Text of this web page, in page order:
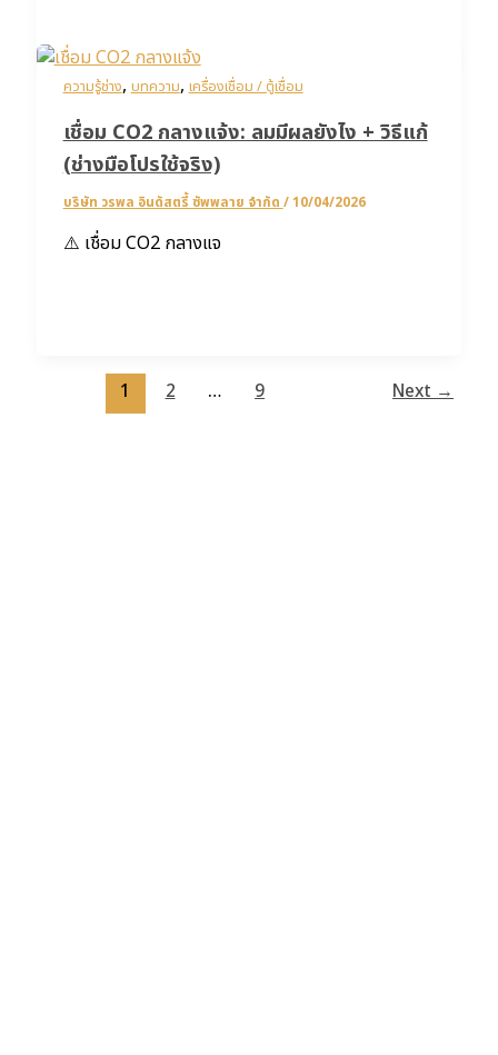
ความรู้ช่าง,บทความ,เครื่องเชื่อม / ตู้เชื่อม
เชื่อม CO2 กลางแจ้ง: ลมมีผลยังไง + วิธีแก้
(ช่างมือโปรใช้จริง)
บริษัท วรพล อินดัสตรี้ ซัพพลาย จำกัด /10/04/2026
⚠️ เชื่อม CO2 กลางแจ
1 2 … 9 Next→